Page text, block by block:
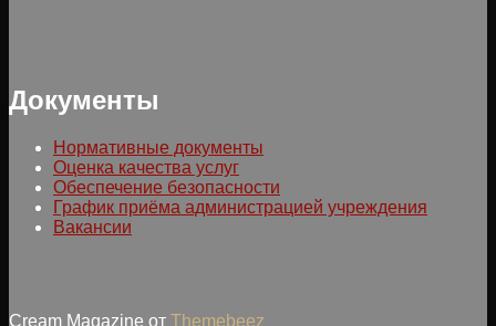
Документы
Нормативные документы
Оценка качества услуг
Обеспечение безопасности
График приёма администрацией учреждения
Вакансии
Cream Magazine от Themebeez